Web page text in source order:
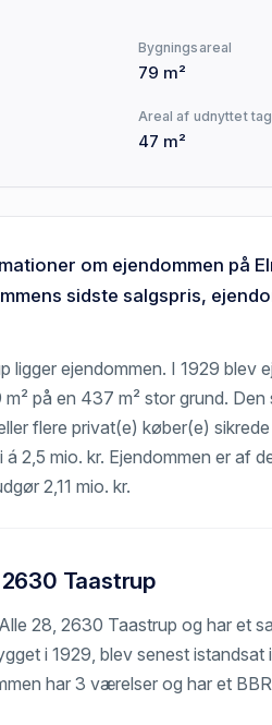
Bygningsareal
79 m²
Areal af udnyttet
47 m²
om ejendommen på
sidste salgspris,
ligger ejendommen. I 1929 blev
på en 437 m² stor grund.
flere privat(e) køber(e)
2,5 mio. kr. Ejendommen er af
2,11 mio. kr.
Taastrup
28, 2630 Taastrup og har et
i 1929, blev senest istandsat
har 3 værelser og har et